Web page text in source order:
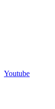
Youtube